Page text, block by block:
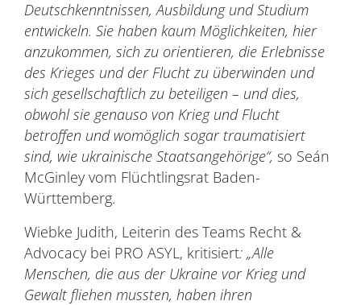
Deutschkenntnissen, Ausbildung und Studium
entwickeln. Sie haben kaum Möglichkeiten, hier
anzukommen, sich zu orientieren, die Erlebnisse
des Krieges und der Flucht zu überwinden und
sich gesellschaftlich zu beteiligen – und dies,
obwohl sie genauso von Krieg und Flucht
betroffen und womöglich sogar traumatisiert
sind, wie ukrainische Staatsangehörige“, so Seán
McGinley vom Flüchtlingsrat Baden-
Württemberg.
Wiebke Judith, Leiterin des Teams Recht &
Advocacy bei PRO ASYL, kritisiert: „Alle
Menschen, die aus der Ukraine vor Krieg und
Gewalt fliehen mussten, haben ihren